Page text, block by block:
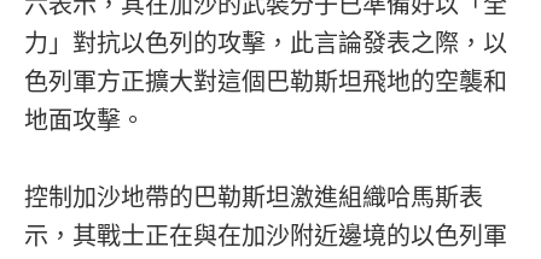
力」對抗以色列的攻擊，此言論發表之際，以
色列軍方正擴大對這個巴勒斯坦飛地的空襲和
地面攻擊。
控制加沙地帶的巴勒斯坦激進組織哈馬斯表
示，其戰士正在與在加沙附近邊境的以色列軍